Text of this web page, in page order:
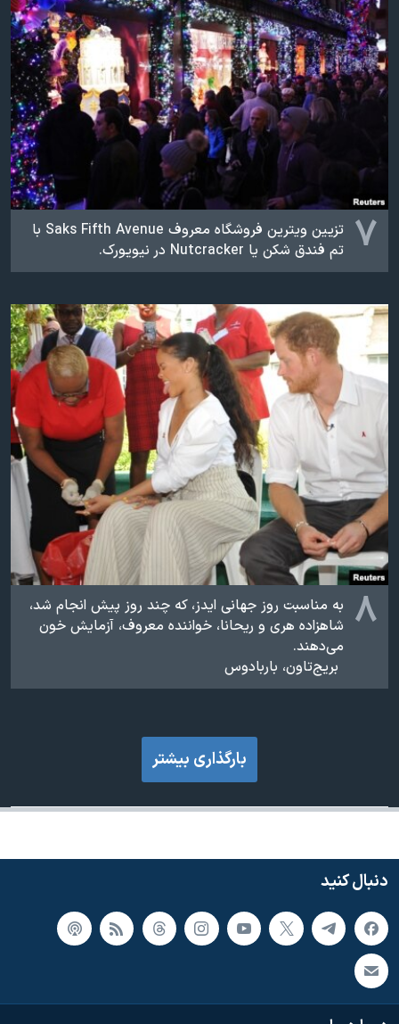
۷
تزیین ویترین فروشگاه معروف Saks Fifth Avenue با
تم فندق شکن یا Nutcracker در نیویورک.
۸ به مناسبت روز جهانی‌ ایدز، که چند روز پیش انجام شد،
شاهزاده هری و ریحانا، خواننده‌ معروف، آزمایش خون
می‌‌دهند.
بریج‌تاون، باربادوس
بارگذاری بیشتر
دنبال کنید